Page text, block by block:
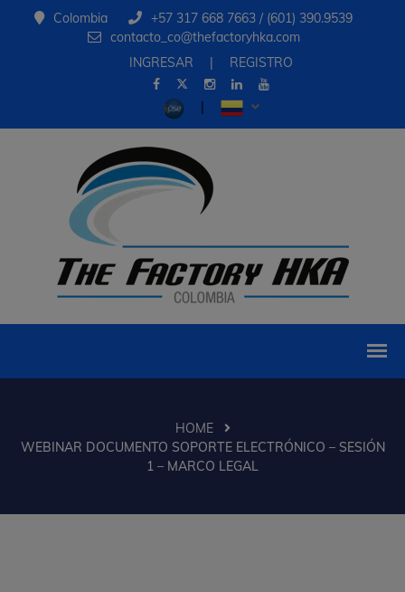
Colombia
+57 317 668 7663 / (601) 390.9539
contacto_co@thefactoryhka.com
INGRESAR
| REGISTRO
HOME
WEBINAR DOCUMENTO SOPORTE ELECTRÓNICO – SESIÓN
1 – MARCO LEGAL